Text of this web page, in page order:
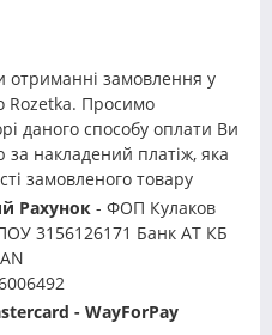
отриманні замовлення у
Rozetka. Просимо
даного способу оплати Ви
за накладений платіж, яка
замовленого товару
Рахунок - ФОП Кулаков
3156126171 Банк АТ КБ
- WayForPay